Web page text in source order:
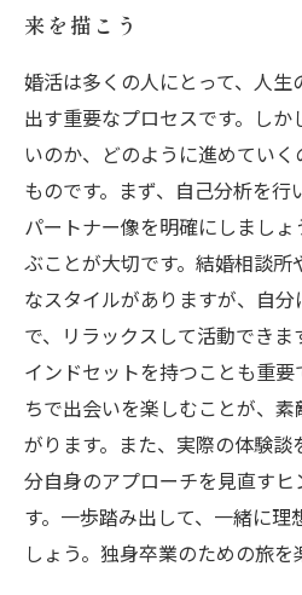
来を描こう
婚活は多くの人にとって、人
出す重要なプロセスです。し
いのか、どのように進めてい
ものです。まず、自己分析を
パートナー像を明確にしまし
ぶことが大切です。結婚相談所
なスタイルがありますが、自
で、リラックスして活動できま
インドセットを持つことも重
ちで出会いを楽しむことが、
がります。また、実際の体験談
分自身のアプローチを見直す
す。一歩踏み出して、一緒に理
しょう。独身卒業のための旅を